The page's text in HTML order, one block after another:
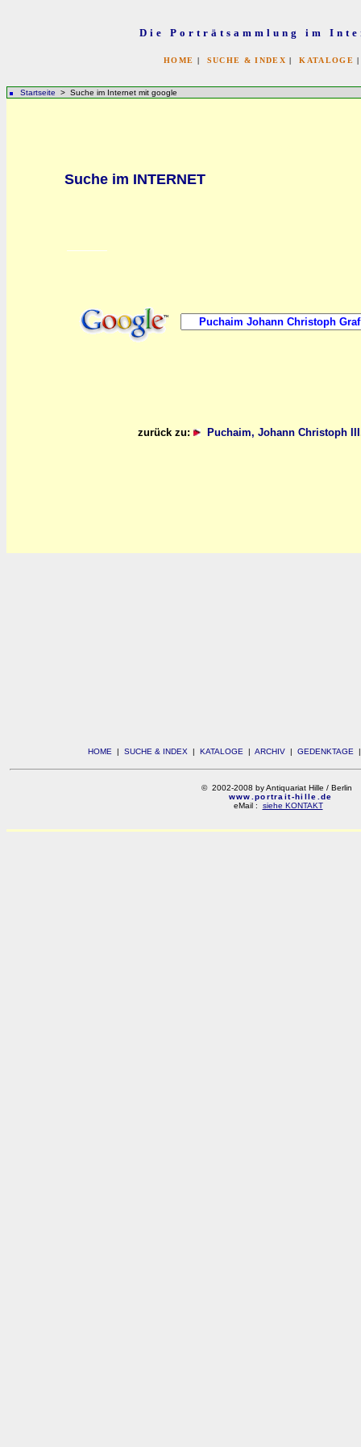
Die Porträtsammlung im
HOME | SUCHE & INDEX |KATALOGE
Startseite > Suche im Internet mit google
Suche im INTERNET
zurück zu: Puchaim, Johann Christoph
HOME | SUCHE & INDEX | KATALOGE | ARCHIV | GEDENKTAGE
© 2002-2008 by Antiquariat Hille / Berlin
www.portrait-hille.de
eMail : siehe KONTAKT